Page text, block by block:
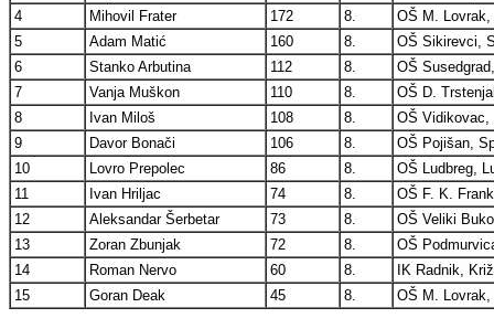
4
Mihovil Frater 172 8.
OŠ M. Lovrak,
5
Adam Matić 160 8.
OŠ Sikirevci,
6
Stanko Arbutina 112 8.
OŠ
7
Vanja Muškon 110 8.
OŠ D.
8
Ivan Miloš 108 8.
OŠ
9
Davor Bonači 106 8.
OŠ Pojišan,
10
Lovro Prepolec 86 8.
OŠ Ludbreg,
11
Ivan Hriljac 74 8.
OŠ F. K.
12
Aleksandar Šerbetar 73 8.
OŠ Veliki
13
Zoran Zbunjak 72 8.
OŠ
14
Roman Nervo 60 8.
IK Radnik,
15
Goran Deak 45 8. OŠ M. Lovrak,